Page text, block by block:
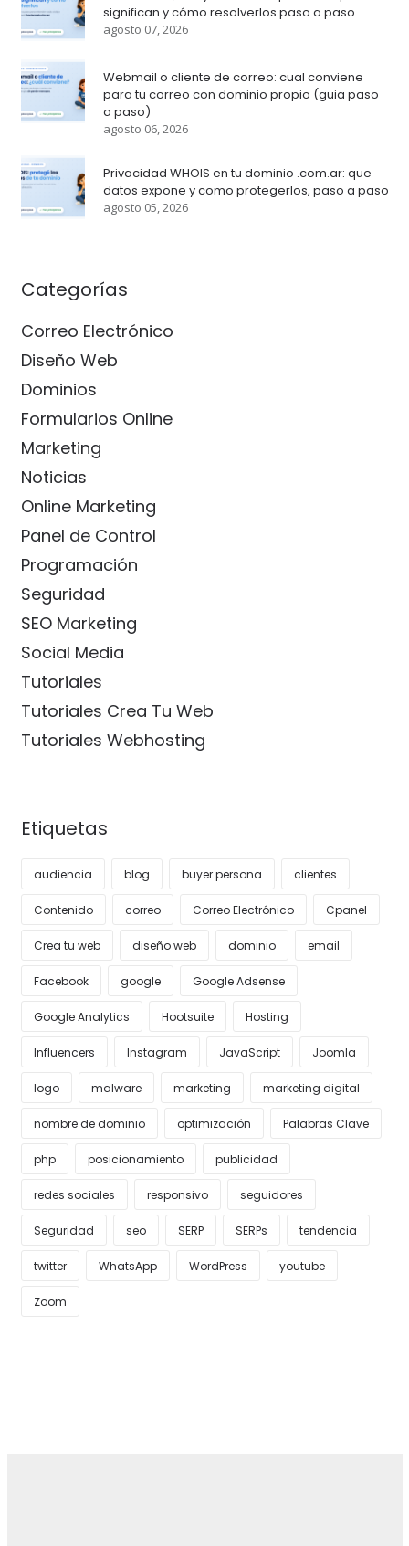
significan y cómo resolverlos paso a paso
agosto 07, 2026
Webmail o cliente de correo: cual conviene
para tu correo con dominio propio (guia paso
a paso)
agosto 06, 2026
Privacidad WHOIS en tu dominio .com.ar: que
datos expone y como protegerlos, paso a paso
agosto 05, 2026
Categorías
Correo Electrónico
Diseño Web
Dominios
Formularios Online
Marketing
Noticias
Online Marketing
Panel de Control
Programación
Seguridad
SEO Marketing
Social Media
Tutoriales
Tutoriales Crea Tu Web
Tutoriales Webhosting
Etiquetas
audiencia blog buyer persona clientes
Contenido correo Correo Electrónico Cpanel
Crea tu web diseño web dominio email
Facebook google Google Adsense
Google Analytics Hootsuite Hosting
Influencers Instagram JavaScript Joomla
logo malware marketing marketing digital
nombre de dominio optimización Palabras Clave
php posicionamiento publicidad
redes sociales responsivo seguidores
Seguridad seo SERP SERPs tendencia
twitter WhatsApp WordPress youtube
Zoom